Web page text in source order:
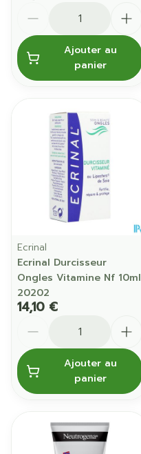
Ajouter au
panier
Ecrinal
Ecrinal Durcisseur
Ongles Vitamine Nf 10ml
20202
14,10 €
Ajouter au
panier